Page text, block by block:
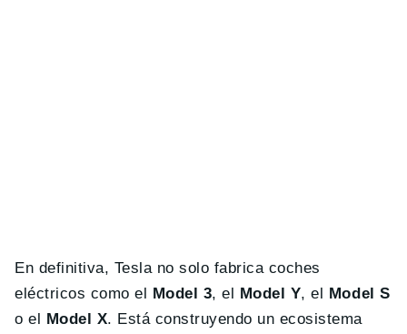
En definitiva, Tesla no solo fabrica coches
eléctricos como el Model 3, el Model Y, el Model S
o el Model X. Está construyendo un ecosistema